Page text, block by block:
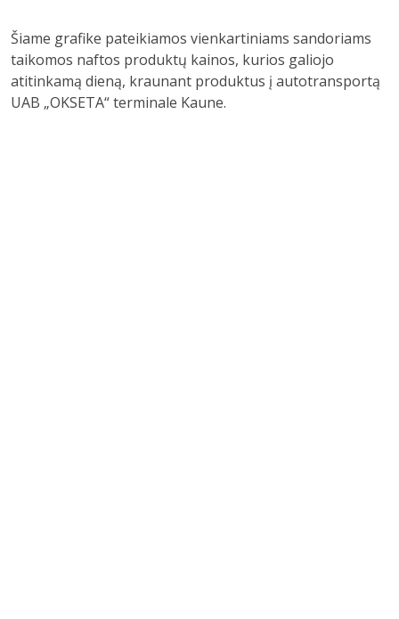
Šiame grafike pateikiamos vienkartiniams sandoriams
taikomos naftos produktų kainos, kurios galiojo
atitinkamą dieną, kraunant produktus į autotransportą
UAB „OKSETA“ terminale Kaune.